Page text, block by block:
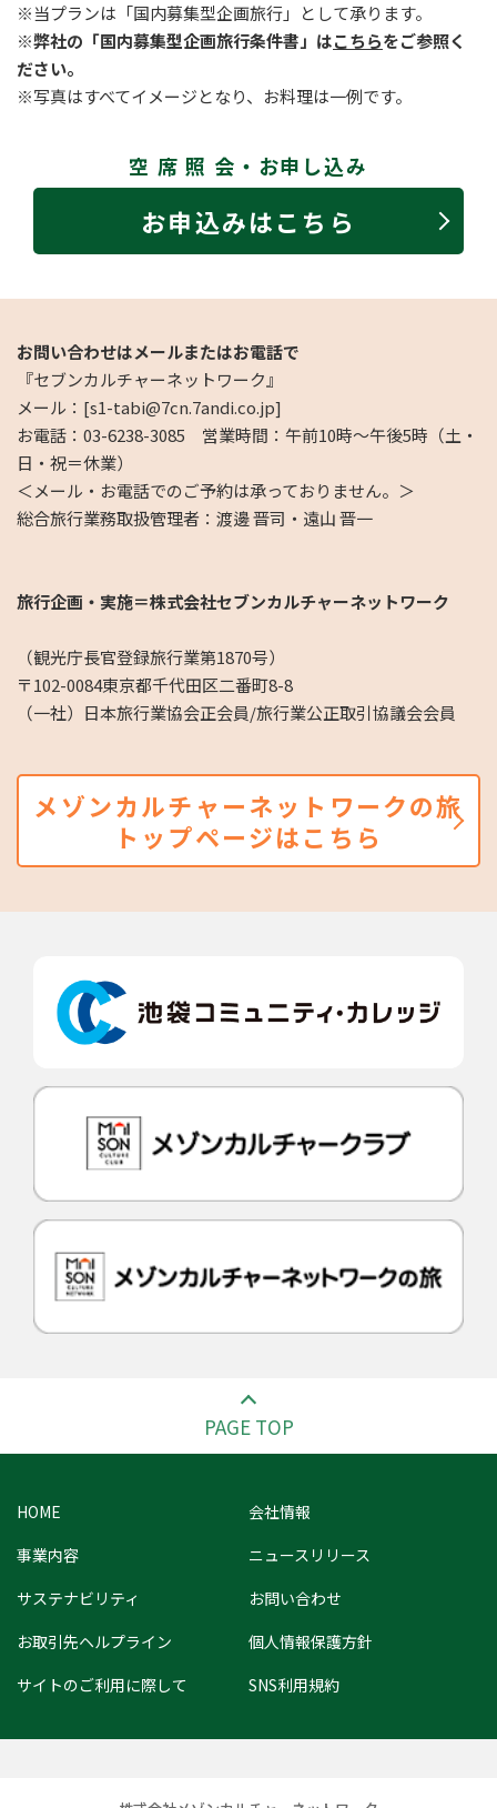
※当プランは「国内募集型企画旅行」として承ります。
※弊社の「国内募集型企画旅行条件書」はこちらをご参照く
ださい。
※写真はすべてイメージとなり、お料理は一例です。
空 席 照 会・お申し込み
お申込みはこちら
お問い合わせはメールまたはお電話で
『セブンカルチャーネットワーク』
メール：[s1-tabi@7cn.7andi.co.jp]
お電話：03-6238-3085 営業時間：午前10時～午後5時（土・
日・祝＝休業）
＜メール・お電話でのご予約は承っておりません。＞
総合旅行業務取扱管理者：渡邊 晋司・遠山 晋一
旅行企画・実施＝株式会社セブンカルチャーネットワーク
（観光庁長官登録旅行業第1870号）
〒102-0084東京都千代田区二番町8-8
（一社）日本旅行業協会正会員/旅行業公正取引協議会会員
メゾンカルチャーネットワークの旅
トップページはこちら
PAGE TOP
HOME
会社情報
事業内容
ニュースリリース
サステナビリティ
お問い合わせ
お取引先ヘルプライン
個人情報保護方針
サイトのご利用に際して
SNS利用規約